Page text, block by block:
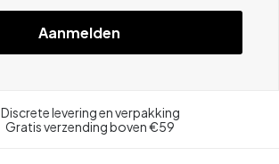
Aanmelden
Discrete levering en verpakking
Gratis verzending boven €59